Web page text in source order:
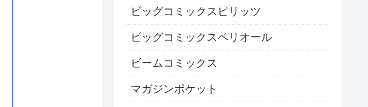
ビッグコミックスピリッツ
ビッグコミックスペリオール
ビームコミックス
マガジンポケット